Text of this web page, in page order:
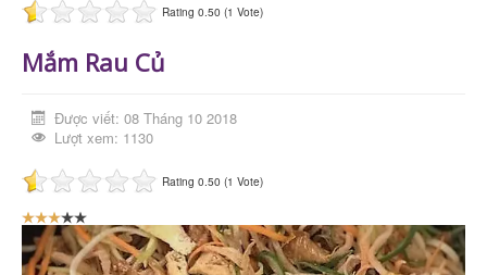
Rating 0.50 (1 Vote)
Mắm Rau Củ
Được viết: 08 Tháng 10 2018
Lượt xem: 1130
Rating 0.50 (1 Vote)
B
n